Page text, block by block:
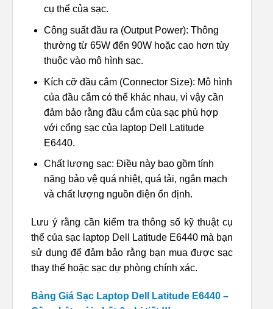
cụ thể của sạc.
Công suất đầu ra (Output Power): Thông
thường từ 65W đến 90W hoặc cao hơn tùy
thuộc vào mô hình sạc.
Kích cỡ đầu cắm (Connector Size): Mô hình
của đầu cắm có thể khác nhau, vì vậy cần
đảm bảo rằng đầu cắm của sạc phù hợp
với cổng sạc của laptop Dell Latitude
E6440.
Chất lượng sạc: Điều này bao gồm tính
năng bảo vệ quá nhiệt, quá tải, ngắn mạch
và chất lượng nguồn điện ổn định.
Lưu ý rằng cần kiểm tra thông số kỹ thuật cụ
thể của sạc laptop Dell Latitude E6440 mà bạn
sử dụng để đảm bảo rằng bạn mua được sạc
thay thế hoặc sạc dự phòng chính xác.
Bảng Giá Sạc Laptop Dell Latitude E6440 –